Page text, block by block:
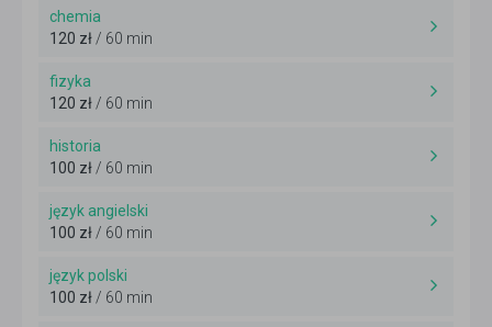
chemia
120 zł/ 60 min
fizyka
120 zł/ 60 min
historia
100 zł/ 60 min
język angielski
100 zł/ 60 min
język polski
100 zł/ 60 min